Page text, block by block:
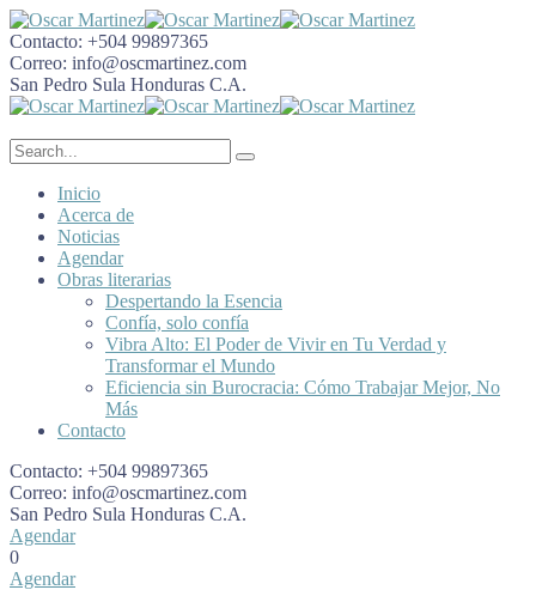
Contacto: +504 99897365
Correo: info@oscmartinez.com
San Pedro Sula Honduras C.A.
Inicio
Acerca de
Noticias
Agendar
Obras literarias
Despertando la Esencia
Confía, solo confía
Vibra Alto: El Poder de Vivir en Tu Verdad y
Transformar el Mundo
Eficiencia sin Burocracia: Cómo Trabajar Mejor, No
Más
Contacto
Contacto: +504 99897365
Correo: info@oscmartinez.com
San Pedro Sula Honduras C.A.
Agendar
0
Agendar